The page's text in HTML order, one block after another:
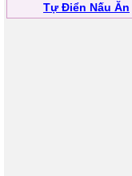
Tự Điển Nấu Ăn